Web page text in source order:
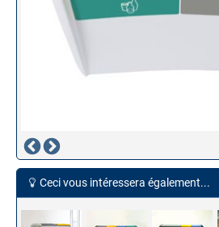
Ceci vous intéressera également...